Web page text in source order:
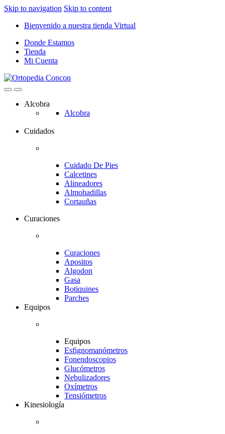
Skip to navigation Skip to content
Bienvenido a nuestra tienda Virtual
Donde Estamos
Tienda
Mi Cuenta
Alcobra
Alcobra
Cuidados
Cuidado De Pies
Calcetines
Alineadores
Almohadillas
Cortauñas
Curaciones
Curaciones
Apositos
Algodon
Gasa
Botiquines
Parches
Equipos
Equipos
Esfignomanómetros
Fonendoscopios
Glucómetros
Nebulizadores
Oxímetros
Tensiómetros
Kinesiología